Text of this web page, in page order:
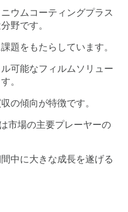
ウムコーティングプラス
野です。
題をもたらしています。
可能なフィルムソリュー
。
の傾向が特徴です。
市場の主要プレーヤーの
中に大きな成長を遂げる